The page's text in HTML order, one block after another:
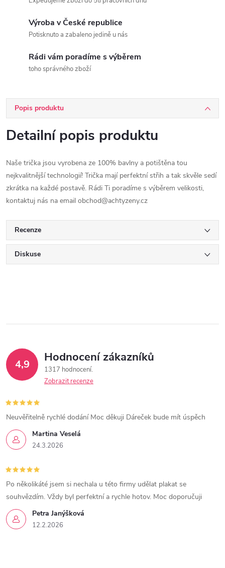
Výroba v České republice
Potisknuto a zabaleno jedině u nás
Rádi vám poradíme s výběrem
toho správného zboží
Popis produktu
Detailní popis produktu
Naše trička jsou vyrobena ze 100% bavlny a potištěna tou
nejkvalitnější technologií! Trička mají perfektní střih a tak skvěle sedí
zkrátka na každé postavě. Rádi Ti poradíme s výběrem velikosti,
kontaktuj nás na email obchod@achtyzeny.cz
Recenze
Diskuse
4,9 Hodnocení zákazníků
1317 hodnocení
Zobrazit recenze
Martina Veselá
24.3.2026
Neuvěřitelně rychlé dodání Moc děkuji Dáreček bude mít úspěch
Petra Janýšková
12.2.2026
Po několikáté jsem si nechala u této firmy udělat plakat se
souhvězdím. Vždy byl perfektní a rychle hotov. Moc doporučuji